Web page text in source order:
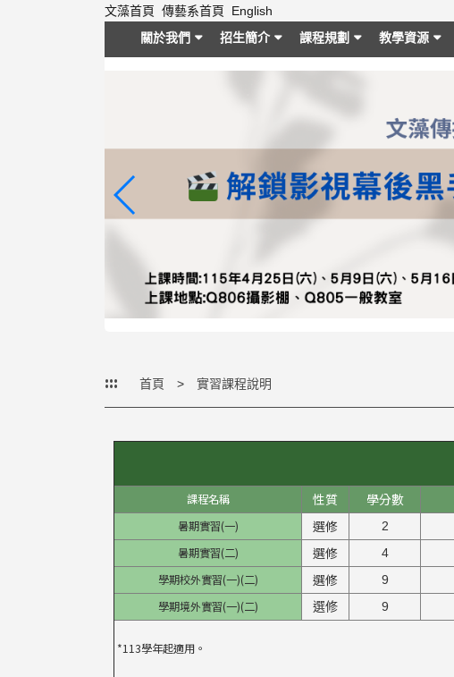
文藻首頁 傳藝系首頁
English
關於我們
招生簡介 課程規劃 教學資源
::: 首頁 實習課程說明
課程名稱 性質 學分數
暑期實習(一) 選修 2
暑期實習(二) 選修 4
學期校外實習(一)(二) 選修 9
學期境外實習(一)(二) 選修 9
*113學年起適用。